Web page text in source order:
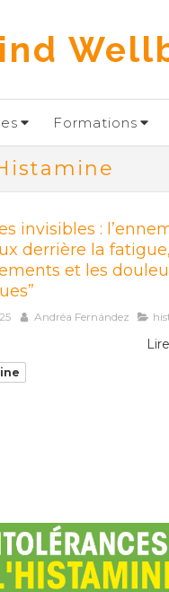
Formations
invisibles :
derrière la
et les
Andréa Fernández